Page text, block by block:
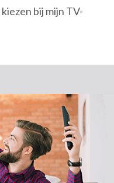
bij mijn TV-